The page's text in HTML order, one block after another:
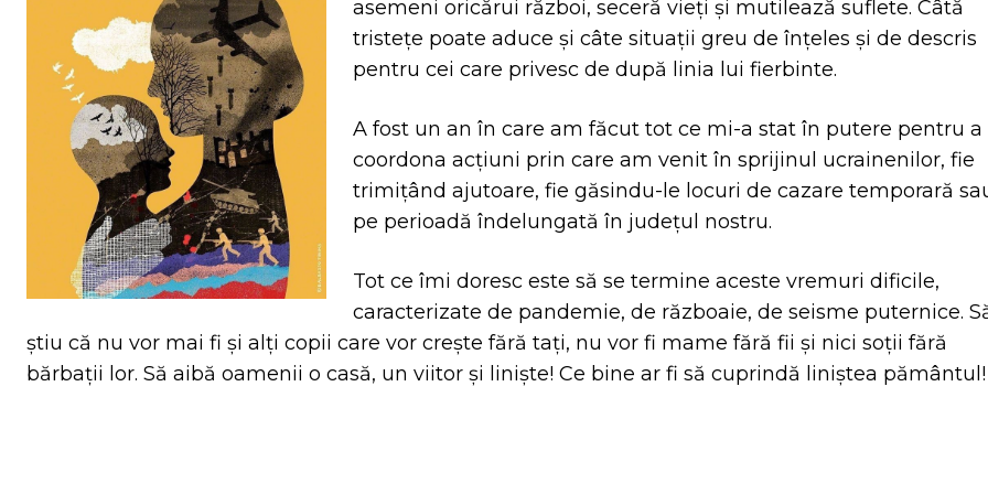
asemeni oricărui război, seceră vieți și mutilează suflete. Câtă
tristețe poate aduce și câte situații greu de înțeles și de descris
pentru cei care privesc de după linia lui fierbinte.
A fost un an în care am făcut tot ce mi-a stat în putere pentru a
coordona acțiuni prin care am venit în sprijinul ucrainenilor, fie
trimițând ajutoare, fie găsindu-le locuri de cazare temporară
pe perioadă îndelungată în județul nostru.
Tot ce îmi doresc este să se termine aceste vremuri dificile,
caracterizate de pandemie, de războaie, de seisme puternice.
știu că nu vor mai fi și alți copii care vor crește fără tați, nu vor fi mame fără fii și nici soții fără
bărbații lor. Să aibă oamenii o casă, un viitor și liniște! Ce bine ar fi să cuprindă liniștea pământul!